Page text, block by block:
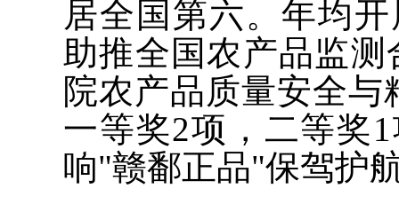
居全国第六。年均
助推全国农产品监测
院农产品质量安全
一等奖2项，二等奖
响"赣鄱正品"保驾护